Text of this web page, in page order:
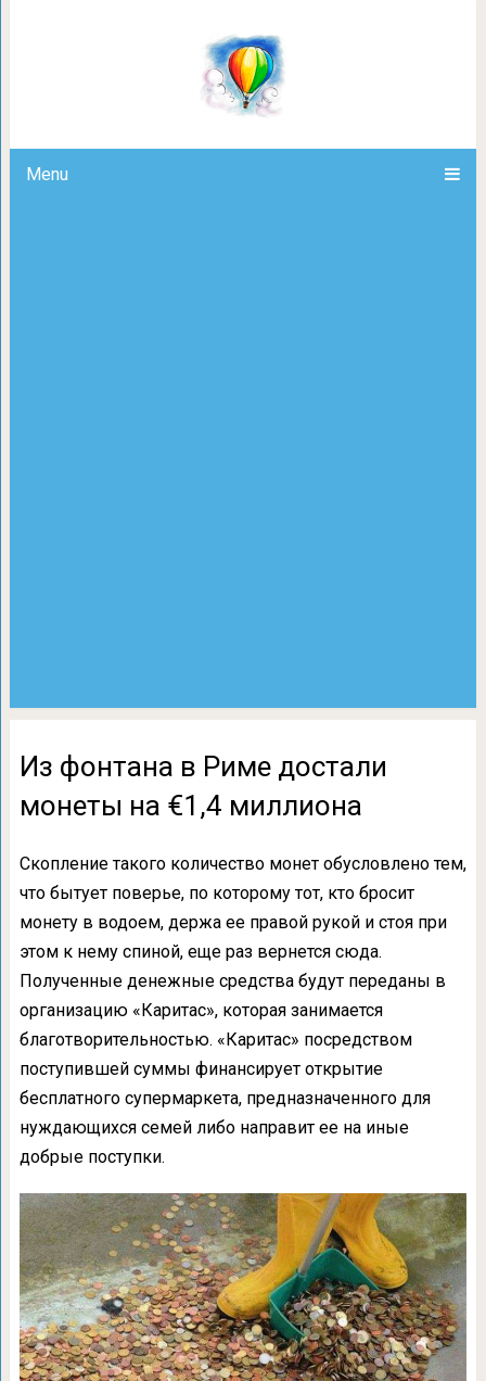
Menu
Из фонтана в Риме достали
Из фонтана в Риме достали
монеты на €1,4 миллиона
Скопление такого количество монет обусловлено тем,
что бытует поверье, по которому тот, кто бросит
монету в водоем, держа ее правой рукой и стоя при
этом к нему спиной, еще раз вернется сюда.
Полученные денежные средства будут переданы в
организацию «Каритас», которая занимается
благотворительностью. «Каритас» посредством
поступившей суммы финансирует открытие
бесплатного супермаркета, предназначенного для
нуждающихся семей либо направит ее на иные
добрые поступки.